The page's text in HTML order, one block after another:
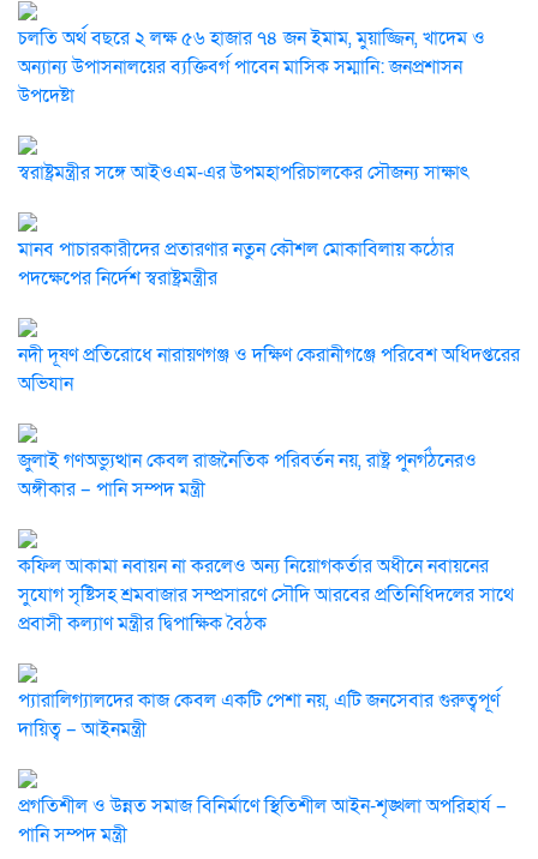
চলতি অর্থ বছরে ২ লক্ষ ৫৬ হাজার ৭৪ জন ইমাম, মুয়াজ্জিন, খাদেম ও
অন্যান্য উপাসনালয়ের ব্যক্তিবর্গ পাবেন মাসিক সম্মানি: জনপ্রশাসন
উপদেষ্টা
স্বরাষ্ট্রমন্ত্রীর সঙ্গে আইওএম-এর উপমহাপরিচালকের সৌজন্য সাক্ষাৎ
মানব পাচারকারীদের প্রতারণার নতুন কৌশল মোকাবিলায় কঠোর
পদক্ষেপের নির্দেশ স্বরাষ্ট্রমন্ত্রীর
নদী দূষণ প্রতিরোধে নারায়ণগঞ্জ ও দক্ষিণ কেরানীগঞ্জে পরিবেশ অধিদপ্তরের
অভিযান
জুলাই গণঅভ্যুত্থান কেবল রাজনৈতিক পরিবর্তন নয়, রাষ্ট্র পুনর্গঠনেরও
অঙ্গীকার – পানি সম্পদ মন্ত্রী
কফিল আকামা নবায়ন না করলেও অন্য নিয়োগকর্তার অধীনে নবায়নের
সুযোগ সৃষ্টিসহ শ্রমবাজার সম্প্রসারণে সৌদি আরবের প্রতিনিধিদলের সাথে
প্রবাসী কল্যাণ মন্ত্রীর দ্বিপাক্ষিক বৈঠক
প্যারালিগ্যালদের কাজ কেবল একটি পেশা নয়, এটি জনসেবার গুরুত্বপূর্ণ
দায়িত্ব – আইনমন্ত্রী
‎প্রগতিশীল ও উন্নত সমাজ বিনির্মাণে স্থিতিশীল আইন-শৃঙ্খলা অপরিহার্য –
পানি সম্পদ মন্ত্রী